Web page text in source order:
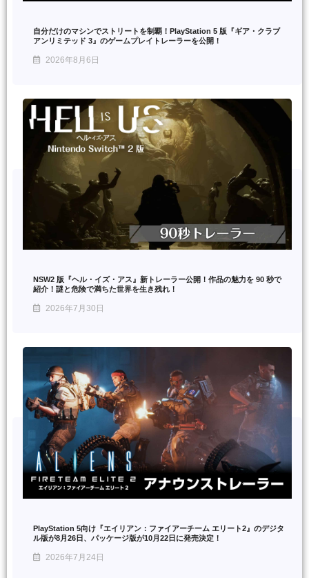
自分だけのマシンでストリートを制覇！PlayStation 5 版『ギア・クラブ
アンリミテッド 3』のゲームプレイトレーラーを公開！
2026年8月6日
NSW2 版『ヘル・イズ・アス』新トレーラー公開！作品の魅力を 90 秒で
紹介！謎と危険で満ちた世界を生き残れ！
2026年7月30日
PlayStation 5向け『エイリアン：ファイアーチーム エリート2』のデジタ
ル版が8月26日、パッケージ版が10月22日に発売決定！
2026年7月24日